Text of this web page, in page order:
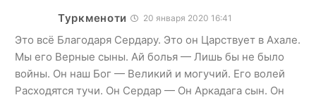
Туркменоти 20 января 2020 16:41
Это всё Благодаря Сердару. Это он Царствует в Ахале.
Мы его Верные сыны. Ай болья — Лишь бы не было
войны. Он наш Бог — Великий и могучий. Его волей
Расходятся тучи. Он Сердар — Он Аркадага сын. Он